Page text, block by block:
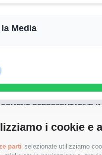
i cookie e
parti selezionate utilizziamo
Media
REPRESENTATIVE
+3.60% rispetto alla